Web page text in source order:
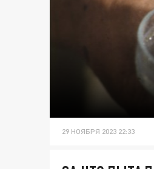
29 НОЯБРЯ 2023 22:33